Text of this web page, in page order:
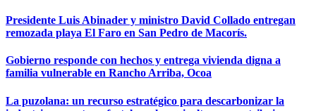
Presidente Luis Abinader y ministro David Collado entregan
remozada playa El Faro en San Pedro de Macorís.
Gobierno responde con hechos y entrega vivienda digna a
familia vulnerable en Rancho Arriba, Ocoa
La puzolana: un recurso estratégico para descarbonizar la